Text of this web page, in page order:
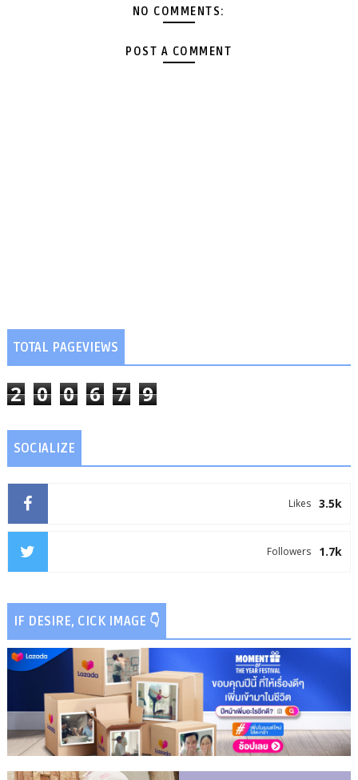
NO COMMENTS:
POST A COMMENT
TOTAL PAGEVIEWS
2 0 0 6 7 9
SOCIALIZE
3.5k
Likes
1.7k
Followers
IF DESIRE, CICK IMAGE 👇